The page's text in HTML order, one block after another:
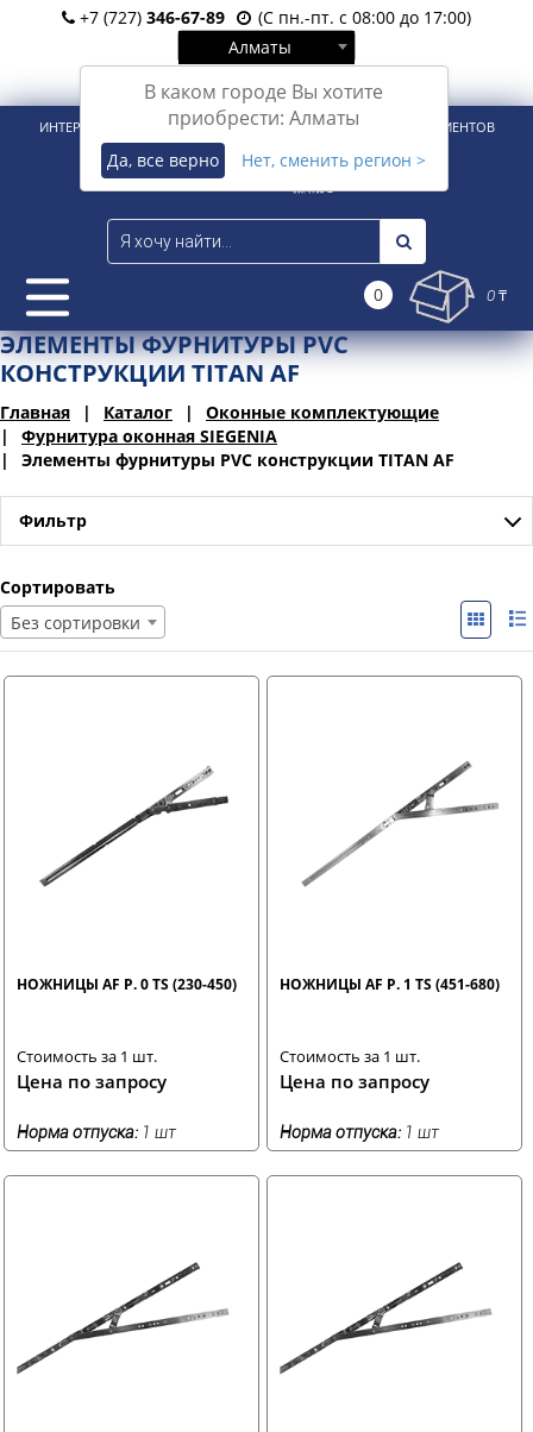
+7 (727) 346-67-89
(С пн.-пт. с 08:00 до 17:00)
Алматы
В каком городе Вы хотите
приобрести: Алматы
Да, все верно Нет, сменить регион >
Вход Регистрация
ИНТЕРНЕТ-МАГАЗИН ДЛЯ РОЗНИЧНЫХ И КОРПОРАТИВНЫХ КЛИЕНТОВ
0 0 ₸
ЭЛЕМЕНТЫ ФУРНИТУРЫ PVC
КОНСТРУКЦИИ TITAN AF
Главная Каталог
Оконные комплектующие
Фурнитура оконная SIEGENIA
Элементы фурнитуры PVC конструкции TITAN AF
Фильтр
Сортировать
Без сортировки
НОЖНИЦЫ AF Р. 0 TS (230-450)
Стоимость за 1 шт.
Цена по запросу
Норма отпуска: 1 шт
НОЖНИЦЫ AF Р. 1 TS (451-680)
Стоимость за 1 шт.
Цена по запросу
Норма отпуска: 1 шт